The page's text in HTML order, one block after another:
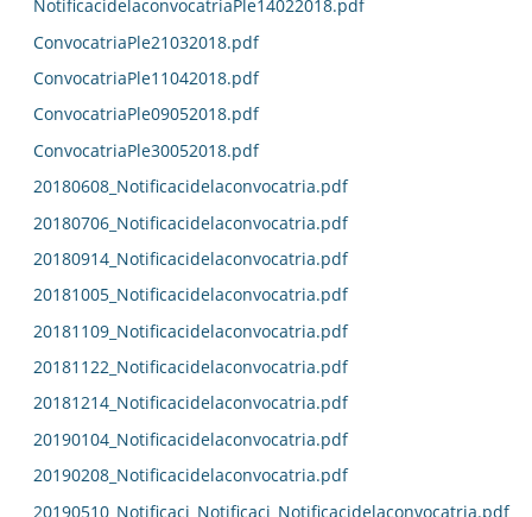
NotificacidelaconvocatriaPle14022018.pdf
ConvocatriaPle21032018.pdf
ConvocatriaPle11042018.pdf
ConvocatriaPle09052018.pdf
ConvocatriaPle30052018.pdf
20180608_Notificacidelaconvocatria.pdf
20180706_Notificacidelaconvocatria.pdf
20180914_Notificacidelaconvocatria.pdf
20181005_Notificacidelaconvocatria.pdf
20181109_Notificacidelaconvocatria.pdf
20181122_Notificacidelaconvocatria.pdf
20181214_Notificacidelaconvocatria.pdf
20190104_Notificacidelaconvocatria.pdf
20190208_Notificacidelaconvocatria.pdf
20190510_Notificaci_Notificaci_Notificacidelaconvocatria.pdf